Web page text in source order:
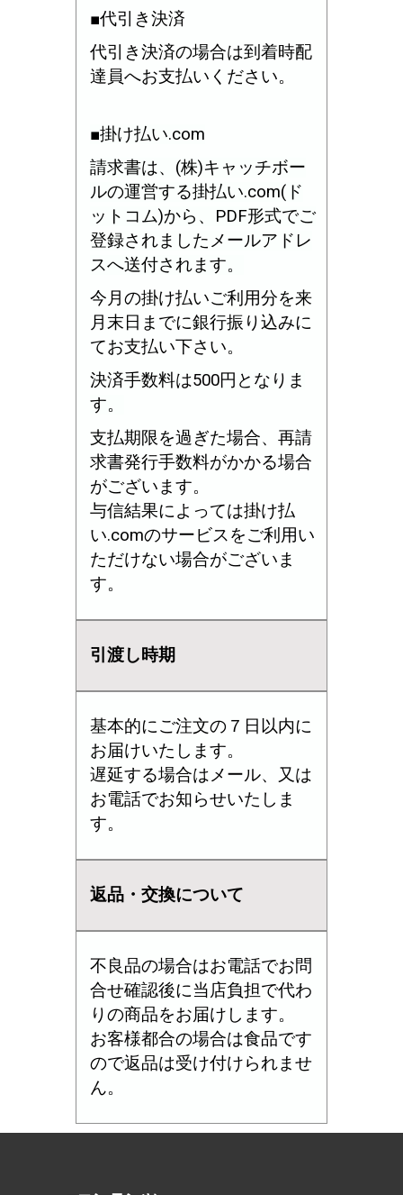
■代引き決済
代引き決済の場合は到着時配
達員へお支払いください。
■掛け払い.com
請求書は、(株)キャッチボー
ルの運営する掛払い.com(ド
ットコム)から、PDF形式でご
登録されましたメールアドレ
スへ送付されます。
今月の掛け払いご利用分を来
月末日までに銀行振り込みに
てお支払い下さい。
決済手数料は500円となりま
す。
支払期限を過ぎた場合、再請
求書発行手数料がかかる場合
がございます。
与信結果によっては掛け払
い.comのサービスをご利用い
ただけない場合がございま
す。
引渡し時期
基本的にご注文の７日以内に
お届けいたします。
遅延する場合はメール、又は
お電話でお知らせいたしま
す。
返品・交換について
不良品の場合はお電話でお問
合せ確認後に当店負担で代わ
りの商品をお届けします。
お客様都合の場合は食品です
ので返品は受け付けられませ
ん。